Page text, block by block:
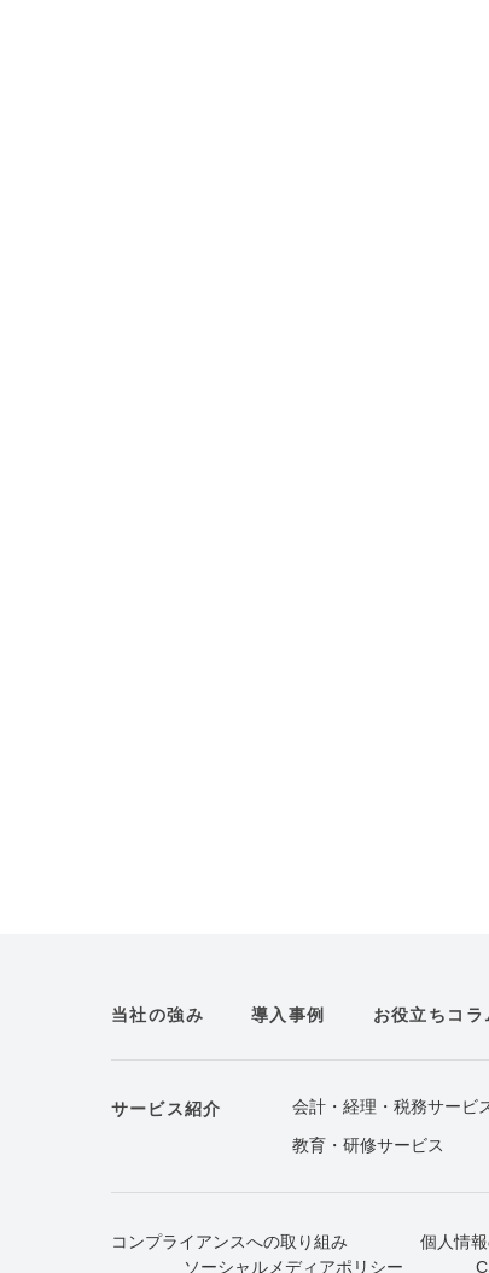
当社の強み 導入事例 お役立ちコラ
サービス紹介 会計・経理・税務サービ
教育・研修サービス
コンプライアンスへの取り組み 個人情
ソーシャルメディアポリシー